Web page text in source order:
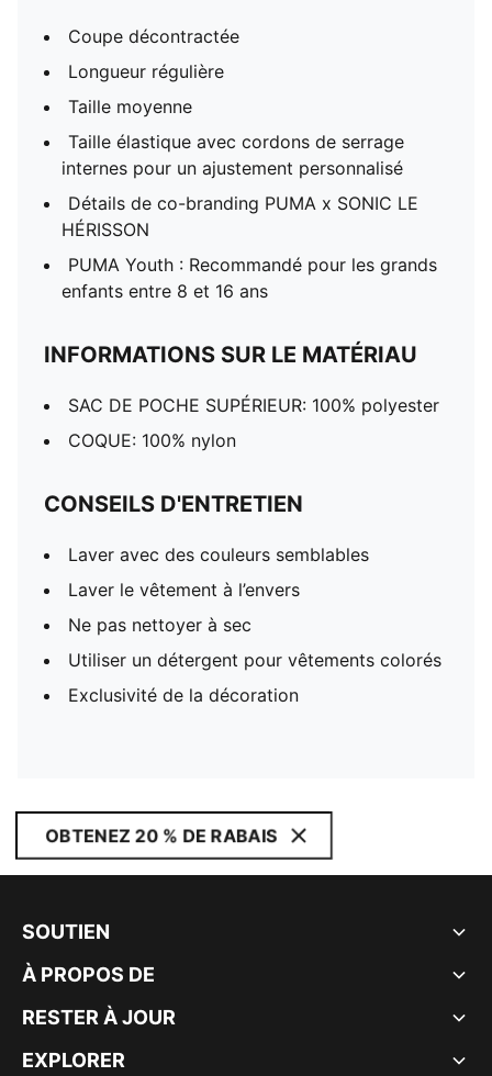
Coupe décontractée
Longueur régulière
Taille moyenne
Taille élastique avec cordons de serrage
internes pour un ajustement personnalisé
Détails de co-branding PUMA x SONIC LE
HÉRISSON
PUMA Youth : Recommandé pour les grands
enfants entre 8 et 16 ans
INFORMATIONS SUR LE MATÉRIAU
SAC DE POCHE SUPÉRIEUR: 100% polyester
COQUE: 100% nylon
CONSEILS D'ENTRETIEN
Laver avec des couleurs semblables
Laver le vêtement à l’envers
Ne pas nettoyer à sec
Utiliser un détergent pour vêtements colorés
Exclusivité de la décoration
OBTENEZ 20 % DE RABAIS
SOUTIEN
À PROPOS DE
RESTER À JOUR
EXPLORER